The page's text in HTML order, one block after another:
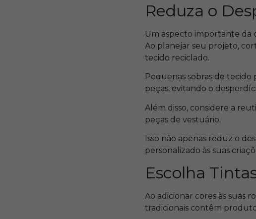
Reduza o
Um aspecto importante da
Ao planejar seu projeto,
tecido reciclado.
Pequenas sobras de
peças, evitando o
Além disso, considere a
peças de vestuário.
Isso não apenas reduz o
personalizado às suas
Escolha
Ao adicionar cores às suas
tradicionais contêm